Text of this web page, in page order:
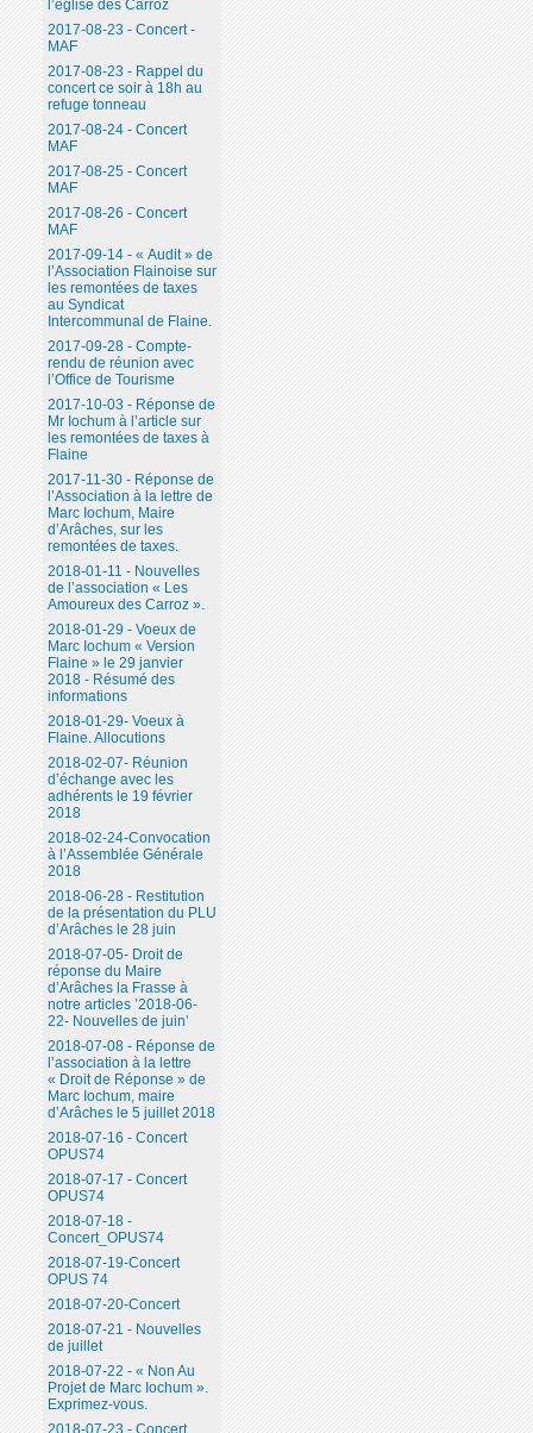
l’église des Carroz
2017-08-23 - Concert -
MAF
2017-08-23 - Rappel du
concert ce soir à 18h au
refuge tonneau
2017-08-24 - Concert
MAF
2017-08-25 - Concert
MAF
2017-08-26 - Concert
MAF
2017-09-14 - « Audit » de
l’Association Flainoise sur
les remontées de taxes
au Syndicat
Intercommunal de Flaine.
2017-09-28 - Compte-
rendu de réunion avec
l’Office de Tourisme
2017-10-03 - Réponse de
Mr Iochum à l’article sur
les remontées de taxes à
Flaine
2017-11-30 - Réponse de
l’Association à la lettre de
Marc Iochum, Maire
d’Arâches, sur les
remontées de taxes.
2018-01-11 - Nouvelles
de l’association « Les
Amoureux des Carroz ».
2018-01-29 - Voeux de
Marc Iochum « Version
Flaine » le 29 janvier
2018 - Résumé des
informations
2018-01-29- Voeux à
Flaine. Allocutions
2018-02-07- Réunion
d’échange avec les
adhérents le 19 février
2018
2018-02-24-Convocation
à l’Assemblée Générale
2018
2018-06-28 - Restitution
de la présentation du PLU
d’Arâches le 28 juin
2018-07-05- Droit de
réponse du Maire
d’Arâches la Frasse à
notre articles ’2018-06-
22- Nouvelles de juin’
2018-07-08 - Réponse de
l’association à la lettre
« Droit de Réponse » de
Marc Iochum, maire
d’Arâches le 5 juillet 2018
2018-07-16 - Concert
OPUS74
2018-07-17 - Concert
OPUS74
2018-07-18 -
Concert_OPUS74
2018-07-19-Concert
OPUS 74
2018-07-20-Concert
2018-07-21 - Nouvelles
de juillet
2018-07-22 - « Non Au
Projet de Marc Iochum ».
Exprimez-vous.